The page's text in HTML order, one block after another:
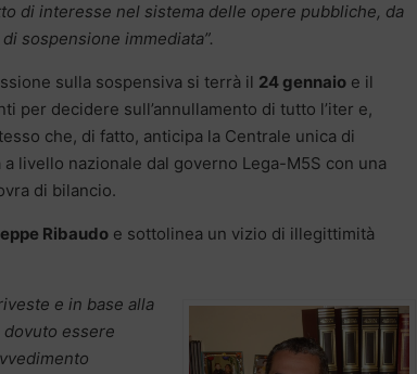
di interesse nel sistema delle opere pubbliche, da
sospensione immediata”.
sulla sospensiva si terrà il 24 gennaio e il
per decidere sull’annullamento di tutto l’iter e,
che, di fatto, anticipa la Centrale unica di
livello nazionale dal governo Lega-M5S con una
di bilancio.
Ribaudo e sottolinea un vizio di illegittimità
e in base alla
dovuto essere